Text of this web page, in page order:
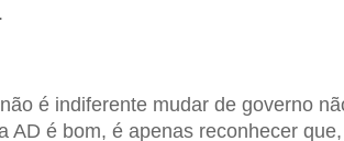
é indiferente mudar de governo
AD é bom, é apenas reconhecer